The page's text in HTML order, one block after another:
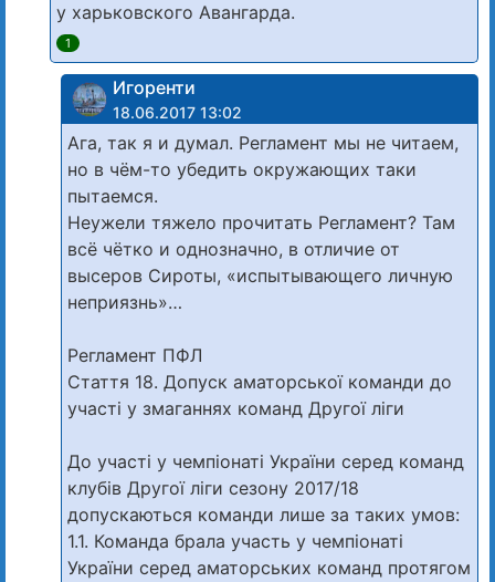
у харьковского Авангарда.
1
Игоренти
18.06.2017 13:02
Ага, так я и думал. Регламент мы не читаем,
но в чём-то убедить окружающих таки
пытаемся.
Неужели тяжело прочитать Регламент? Там
всё чётко и однозначно, в отличие от
высеров Сироты, «испытывающего личную
неприязнь»…
Регламент ПФЛ
Стаття 18. Допуск аматорської команди до
участі у змаганнях команд Другої ліги
До участі у чемпіонаті України серед команд
клубів Другої ліги сезону 2017/18
допускаються команди лише за таких умов:
1.1. Команда брала участь у чемпіонаті
України серед аматорських команд протягом